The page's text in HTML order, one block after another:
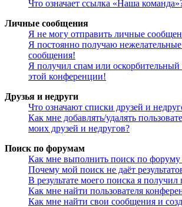
Что означает ссылка «Наша
Личные сообщения
Я не могу отправить личные
Я постоянно получаю
сообщения!
Я получил спам или оскорбительный
этой конференции!
Друзья и недруги
Что означают списки друзей и
Как мне добавлять/удалять
моих друзей и недругов?
Поиск по форумам
Как мне выполнить поиск по
Почему мой поиск не даёт
В результате моего поиска я
Как мне найти пользователя
Как мне найти свои сообщения и